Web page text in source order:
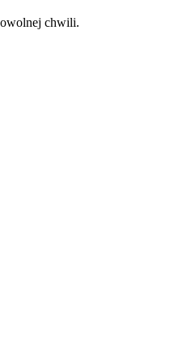
chwili.